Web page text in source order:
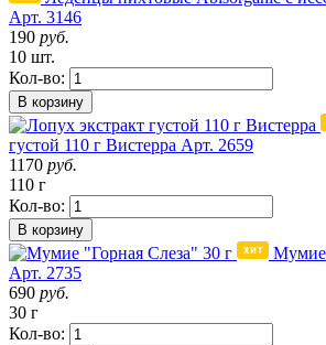
Арт. 3146
190 руб.
10 шт.
Кол-во:
В корзину
густой 110 г Вистерра Арт. 2659
1170 руб.
110 г
Кол-во:
В корзину
Мумие
Арт. 2735
690 руб.
30 г
Кол-во: